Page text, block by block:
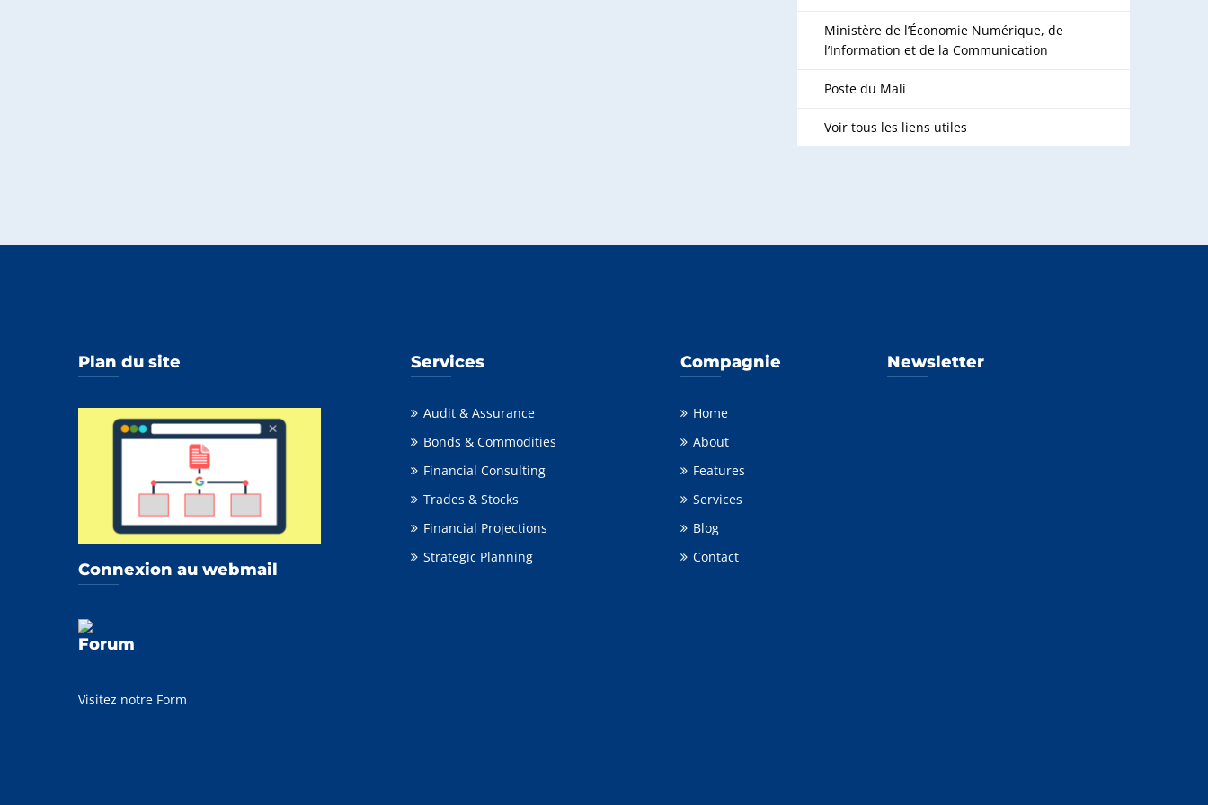
Ministère de l’Économie Numérique, de
l’Information et de la Communication
Poste du Mali
Voir tous les liens utiles
Plan du site
Connexion au webmail
Forum
Visitez notre Form
Services
Audit & Assurance
Bonds & Commodities
Financial Consulting
Trades & Stocks
Financial Projections
Strategic Planning
Compagnie
Home
About
Features
Services
Blog
Contact
Newsletter